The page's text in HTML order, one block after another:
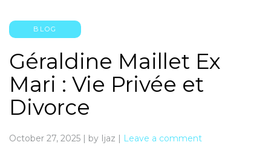
BLOG
Géraldine Maillet Ex
Mari : Vie Privée et
Divorce
October 27, 2025 | by Ijaz | Leave a comment